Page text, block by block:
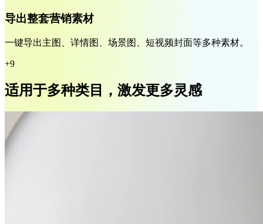
导出整套营销素材
一键导出主图、详情图、场景图、短视频封面等多种素材。
+9
适用于多种类目，激发更多灵感